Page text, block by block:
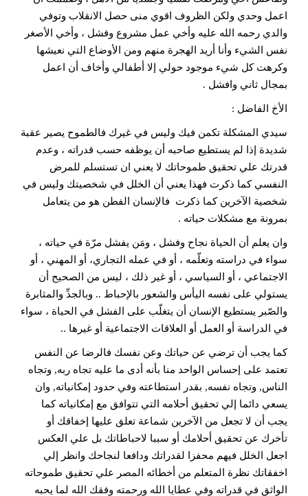
اعمل وحدي ولكن الظروف اقوي منى حصل الانقلاب وتوفي
والدي رحمه الله عليه وأخي عمل مشروع وفشل ، وأخي الأصغر
نفس الشيء وأنا أريد الهجرة منهم ومن الأوضاع التي نعيشها
وكرهت كل شيء موجود حولي إلا أطفالي وأخاف أن اعمل
بمجال ثاني وافشل .
الأخ الفاضل :
سيدي المشكلة تكمن فيك وليس في غيرك فالطموح يصير عقبة
شديدة إذا لم يستطيع صاحبه أن يوظفه حسب قدراته ، وعدم
قدرتك علي تحقيق طموحاتك لا يعني ان تستسلم للمرض
النفسي كما ذكرت فهذا يعني أن الخلل في شخصيتك وليس في
شخصية الآخرين كما ذكرت فالإنسان الفطن هو من يتعامل
بمرونة مع مشكلات حياته .
وان يعلم أن الحياة نجاح وفشل ، ومَن يفشل مرّة في حياته ،
سواء في دراسته وتعلّمه ، أو في عمله التجاري، أو المهني ، أو
الاجتماعي ، أو السياسي ، أو غير ذلك ، ليس من الصحيح أن
يستولي على نفسه اليأس والشعور بالإحباط .. وبالجدِّ والمثابرة
والصّبر يستطيع الإنسان أن يتغلّب على الفشل في الحياة ، سواء
في الدراسة أو العمل أو العلاقات الاجتماعية أو غيرها ..
كما يجب أن ترضي عن حياتك وعن نفسك فالرضا عن النفس
تعتمد على إحساس الواحد منا بأنه أدى ما عليه تجاه ربه, وتجاه
الناس, وتجاه نفسه, بقدر استطاعته وفي حدود إمكانياته, وان
يسعي دائما إلي تحقيق أحلامه التي تتوافق مع إمكانياته كما
يجب أن لا تجعل من الآخرين شماعة تعلق عليها إخفاقك أو
تأخرك عن تحقيق أحلامك أو سببا لاحباطاتك بل علي العكس
اجعل الخلل فيهم محفزا لقدراتك ودافعا لنجاحك وانظر إلي
اخفقاتك نظرة المتعلم من أخطائه المصر علي تحقيق طموحاته
الواثق في قدراته وفي عطايا الله ورحمته وفقك الله لما يحبه